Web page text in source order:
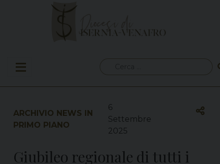
per:
ARCHIVIO NEWS IN
PRIMO PIANO
6
Settembre
2025
Giubileo regionale di tutti i